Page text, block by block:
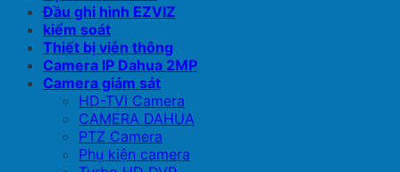
Đầu ghi hình EZVIZ
kiểm soát
Thiết bị viễn thông
Camera IP Dahua 2MP
Camera giám sát
HD-TVI Camera
CAMERA DAHUA
PTZ Camera
Phụ kiện camera